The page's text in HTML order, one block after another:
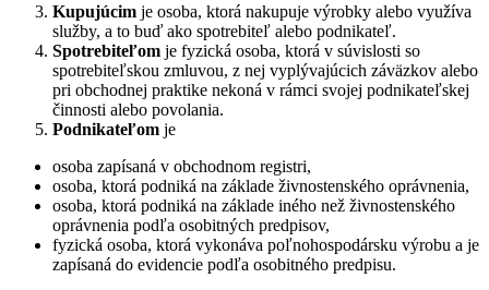
Kupujúcim je osoba, ktorá nakupuje výrobky alebo využíva
služby, a to buď ako spotrebiteľ alebo podnikateľ.
Spotrebiteľom je fyzická osoba, ktorá v súvislosti so
spotrebiteľskou zmluvou, z nej vyplývajúcich záväzkov alebo
pri obchodnej praktike nekoná v rámci svojej podnikateľskej
činnosti alebo povolania.
Podnikateľom je
osoba zapísaná v obchodnom registri,
osoba, ktorá podniká na základe živnostenského oprávnenia,
osoba, ktorá podniká na základe iného než živnostenského
oprávnenia podľa osobitných predpisov,
fyzická osoba, ktorá vykonáva poľnohospodársku výrobu a je
zapísaná do evidencie podľa osobitného predpisu.